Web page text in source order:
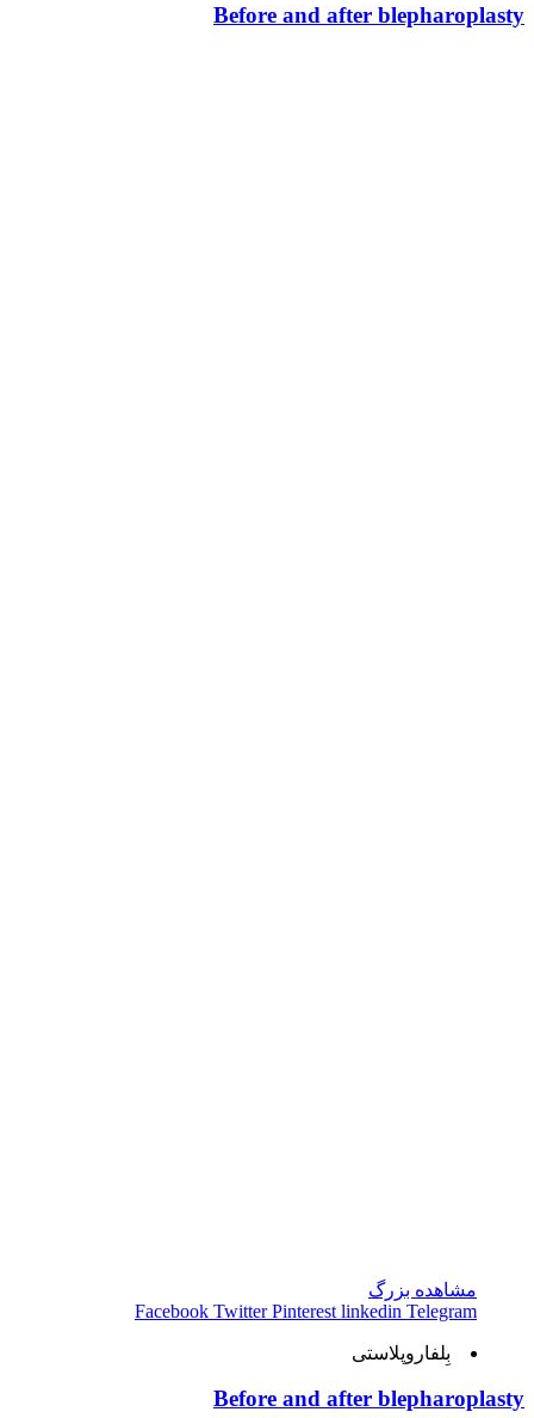
Before and after blepharoplasty
مشاهده بزرگ
Facebook Twitter Pinterest linkedin Telegram
بِلفاروپلاستی
Before and after blepharoplasty